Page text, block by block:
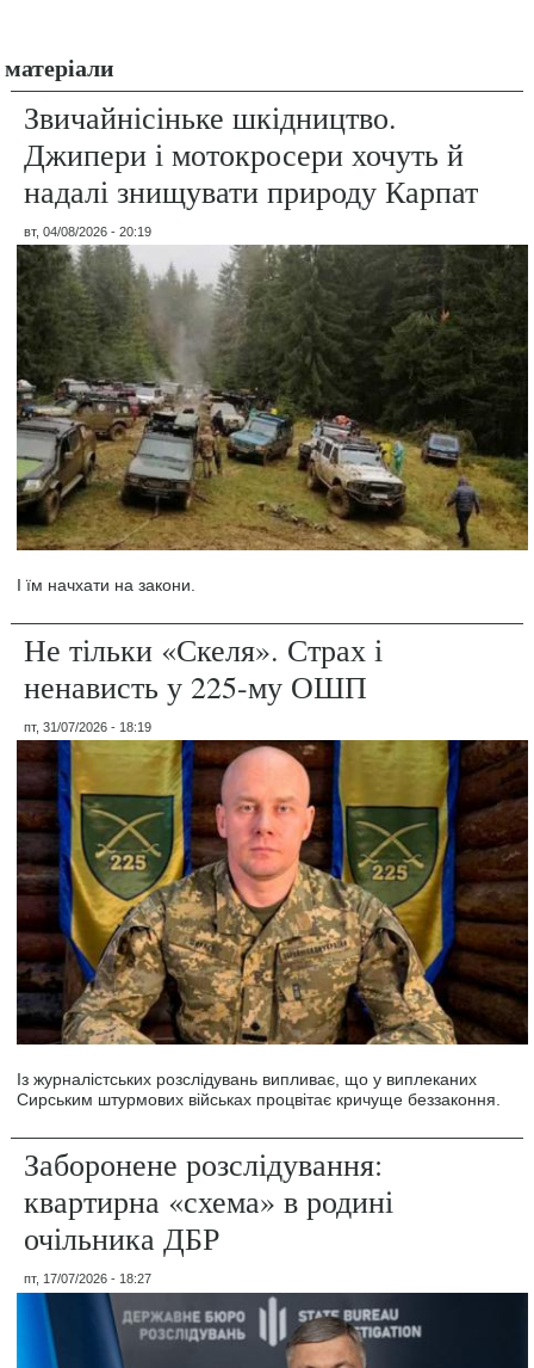
матеріали
Звичайнісіньке шкідництво.
Джипери і мотокросери хочуть й
надалі знищувати природу Карпат
вт, 04/08/2026 - 20:19
І їм начхати на закони.
Не тільки «Скеля». Страх і
ненависть у 225-му ОШП
пт, 31/07/2026 - 18:19
Із журналістських розслідувань випливає, що у виплеканих
Сирським штурмових військах процвітає кричуще беззаконня.
Заборонене розслідування:
квартирна «схема» в родині
очільника ДБР
пт, 17/07/2026 - 18:27